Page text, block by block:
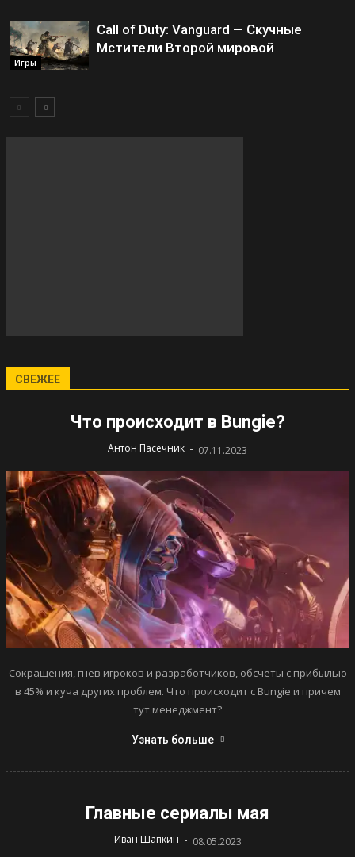
Игры
Call of Duty: Vanguard — Скучные
Мстители Второй мировой
СВЕЖЕЕ
Что происходит в Bungie?
Антон Пасечник - 07.11.2023
Сокращения, гнев игроков и разработчиков, обсчеты с прибылью
в 45% и куча других проблем. Что происходит с Bungie и причем
тут менеджмент?
Узнать больше
Главные сериалы мая
Иван Шапкин - 08.05.2023